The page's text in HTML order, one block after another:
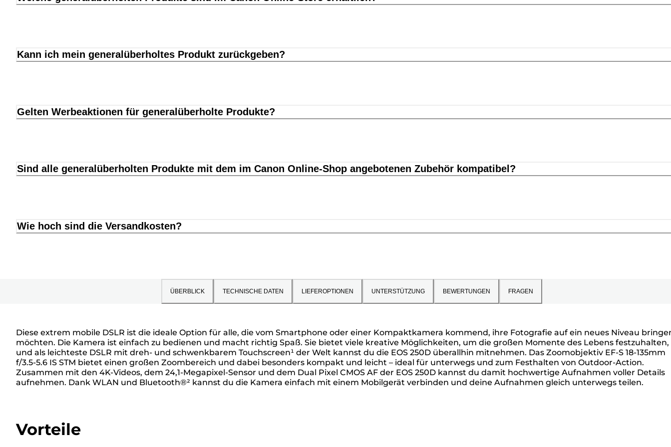
Kann ich mein generalüberholtes Produkt zurückgeben?
Gelten Werbeaktionen für generalüberholte Produkte?
Sind alle generalüberholten Produkte mit dem im Canon Online-Shop angebotenen Zubehör kompatibel?
Wie hoch sind die Versandkosten?
ÜBERBLICK TECHNISCHE DATEN LIEFEROPTIONEN UNTERSTÜTZUNG BEWERTUNGEN FRAGEN
Diese extrem mobile DSLR ist die ideale Option für alle, die vom Smartphone oder einer Kompaktkamera kommend, ihre Fotografie auf ein neues Niveau
möchten. Die Kamera ist einfach zu bedienen und macht richtig Spaß. Sie bietet viele kreative Möglichkeiten, um die großen Momente des Lebens festzuhalten,
und als leichteste DSLR mit dreh- und schwenkbarem Touchscreen¹ der Welt kannst du die EOS 250D überallhin mitnehmen. Das Zoomobjektiv EF-S 18-135mm
f/3.5-5.6 IS STM bietet einen großen Zoombereich und dabei besonders kompakt und leicht – ideal für unterwegs und zum Festhalten von Outdoor-Action.
Zusammen mit den 4K-Videos, dem 24,1-Megapixel-Sensor und dem Dual Pixel CMOS AF der EOS 250D kannst du damit hochwertige Aufnahmen voller Details
aufnehmen. Dank WLAN und Bluetooth®² kannst du die Kamera einfach mit einem Mobilgerät verbinden und deine Aufnahmen gleich unterwegs teilen.
Vorteile